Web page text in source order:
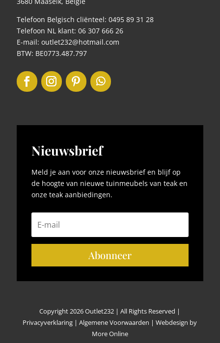
Telefoon Belgisch cliënteel: 0495 89 31 28
Telefoon NL klant: 06 307 666 26
E-mail: outlet232@hotmail.com
BTW: BE0773.487.797
Nieuwsbrief
Meld je aan voor onze nieuwsbrief en blijf op
de hoogte van nieuwe tuinmeubels van teak en
onze teak aanbiedingen.
Abonneer
Copyright 2026 Outlet232 | All Rights Reserved |
Privacyverklaring |Algemene Voorwaarden |Webdesign by
More Online